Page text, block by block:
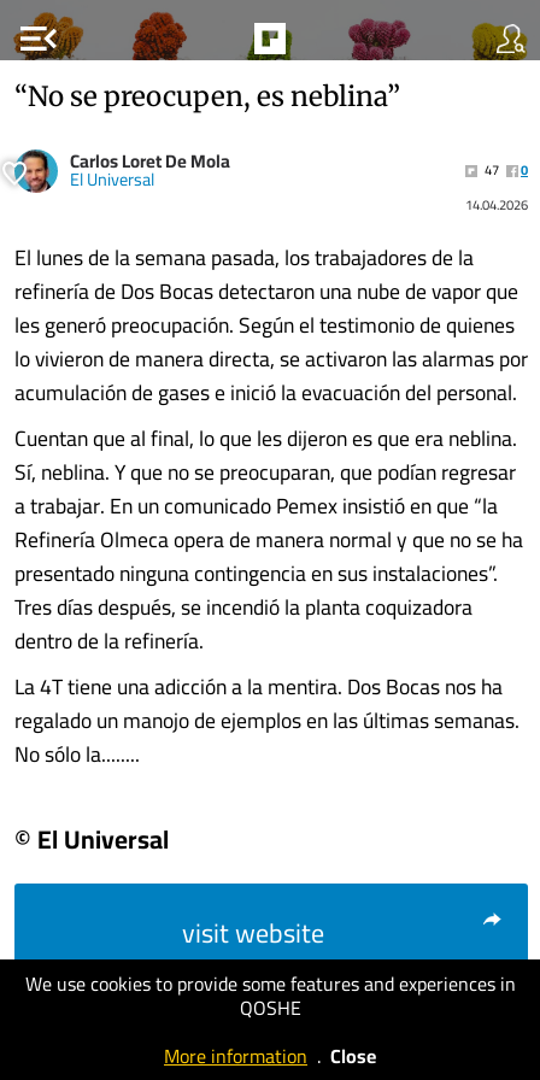
menu_open
We use cookies to provide some features and experiences in
QOSHE
More information . Close
“No se preocupen, es neblina”
Carlos Loret De Mola
El Universal 47
0
14.04.2026
El lunes de la semana pasada, los trabajadores de la
refinería de Dos Bocas detectaron una nube de vapor que
les generó preocupación. Según el testimonio de quienes
lo vivieron de manera directa, se activaron las alarmas por
acumulación de gases e inició la evacuación del personal.
Cuentan que al final, lo que les dijeron es que era neblina.
Sí, neblina. Y que no se preocuparan, que podían regresar
a trabajar. En un comunicado Pemex insistió en que “la
Refinería Olmeca opera de manera normal y que no se ha
presentado ninguna contingencia en sus instalaciones”.
Tres días después, se incendió la planta coquizadora
dentro de la refinería.
La 4T tiene una adicción a la mentira. Dos Bocas nos ha
regalado un manojo de ejemplos en las últimas semanas.
No sólo la........
© El Universal
visit website